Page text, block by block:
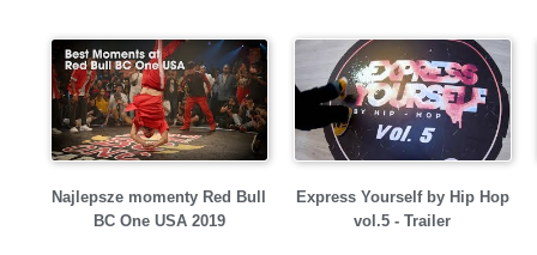
Najlepsze momenty Red Bull
BC One USA 2019
Express Yourself by Hip Hop
vol.5 - Trailer